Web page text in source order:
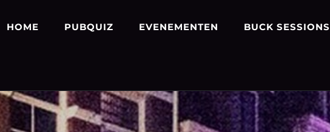
HOME PUBQUIZ EVENEMENTEN BUCK SESSIONS